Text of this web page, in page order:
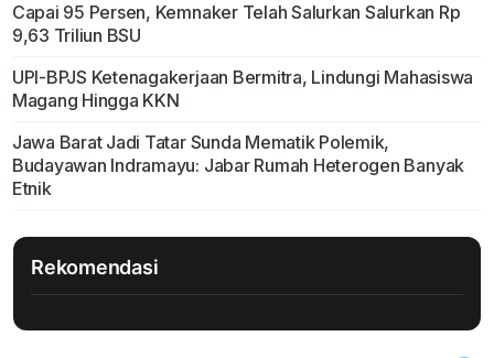
Capai 95 Persen, Kemnaker Telah Salurkan Salurkan Rp
9,63 Triliun BSU
UPI-BPJS Ketenagakerjaan Bermitra, Lindungi Mahasiswa
Magang Hingga KKN
Jawa Barat Jadi Tatar Sunda Mematik Polemik,
Budayawan Indramayu: Jabar Rumah Heterogen Banyak
Etnik
Rekomendasi